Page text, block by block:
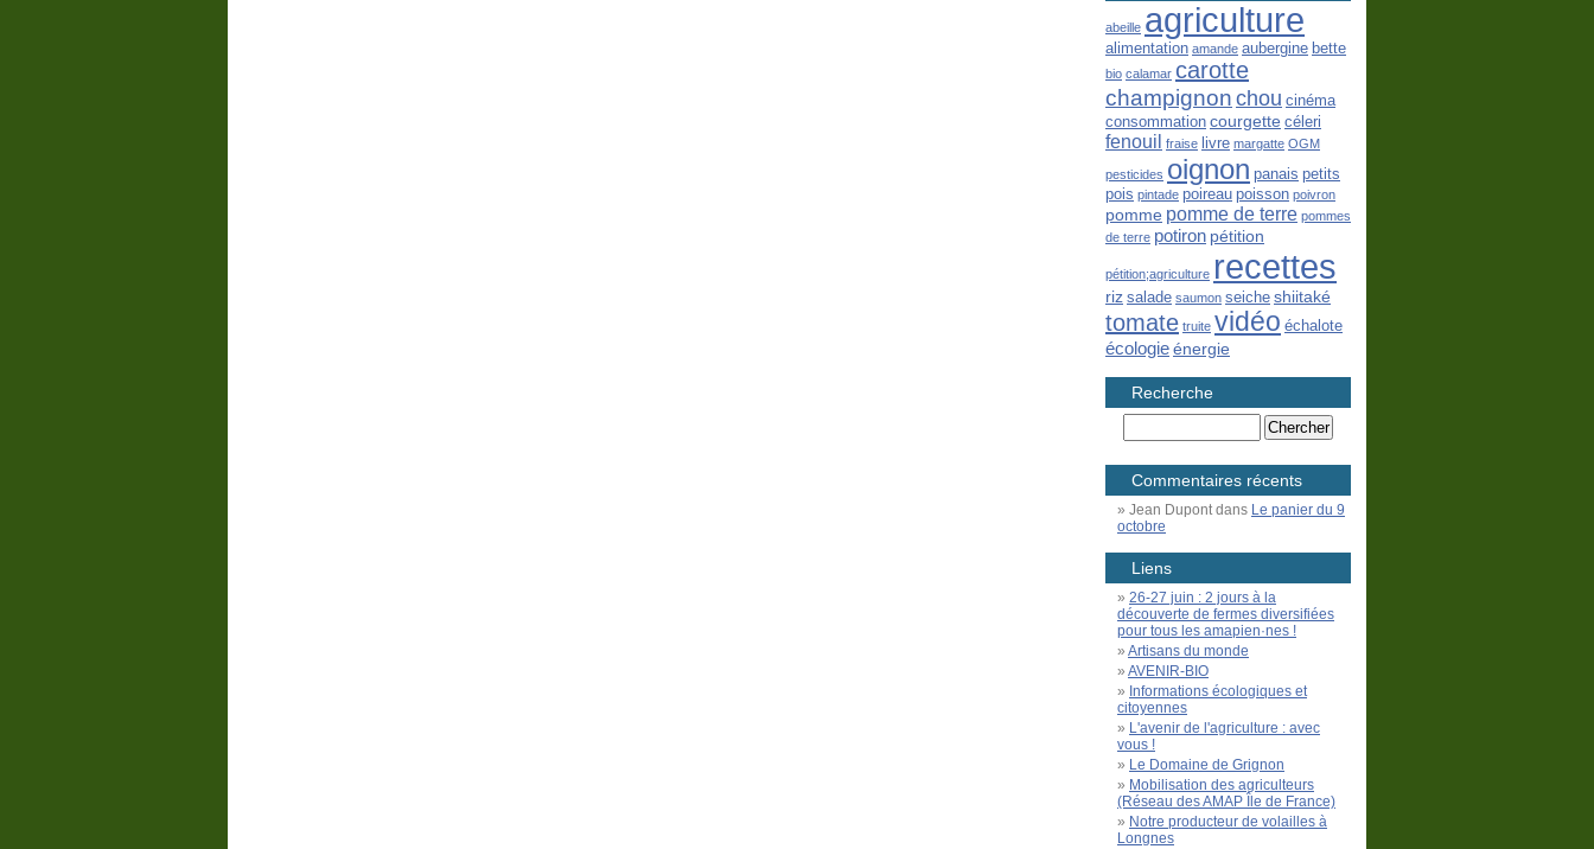
abeille agriculture
alimentation amande aubergine bette
bio calamar carotte
champignon chou cinéma
consommation courgette céleri
fenouil fraise livre margatte OGM
pesticides oignon panais petits
pois pintade poireau poisson poivron
pomme pomme de terre pommes
de terre potiron pétition
pétition;agriculture recettes
riz salade saumon seiche shiitaké
tomate truite vidéo échalote
écologieénergie
Recherche
Commentaires récents
Jean Dupontdans Le panier du 9
octobre
Liens
26-27 juin : 2 jours à la
découverte de fermes diversifiées
pour tous les amapien·nes !
Artisans du monde
AVENIR-BIO
Informations écologiques et
citoyennes
L'avenir de l'agriculture : avec
vous !
Le Domaine de Grignon
Mobilisation des agriculteurs
(Réseau des AMAP Île de France)
Notre producteur de volailles à
Longnes